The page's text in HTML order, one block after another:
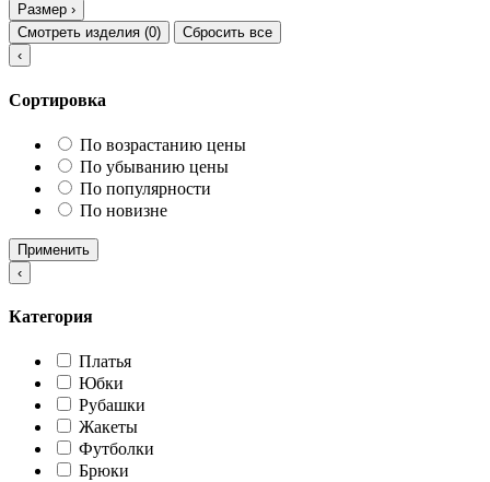
Размер ›
Смотреть изделия (0)
Сбросить все
‹
Сортировка
По возрастанию цены
По убыванию цены
По популярности
По новизне
Применить
‹
Категория
Платья
Юбки
Рубашки
Жакеты
Футболки
Брюки